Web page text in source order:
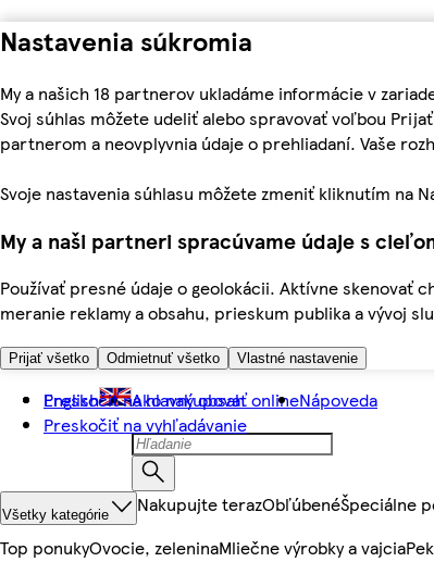
Nastavenia súkromia
My a našich 18 partnerov ukladáme informácie v
Svoj súhlas môžete udeliť alebo spravovať voľbou
partnerom a neovplyvnia údaje o prehliadaní. Vaše
Svoje nastavenia súhlasu môžete zmeniť kliknutím na
My a naši partneri spracúvame údaje s
Používať presné údaje o geolokácii. Aktívne skenovať
meranie reklamy a obsahu, prieskum publika a vývoj
Prijať všetko Odmietnuť všetko Vlastné nastavenie
Preskočiť na hlavný obsah
Preskočiť na vyhľadávanie
English Ako nakupovať onlineNápoveda
Všetky kategórie Nakupujte terazObľúbenéŠpeciálne
Top ponukyOvocie, zeleninaMliečne výrobky a vajcia